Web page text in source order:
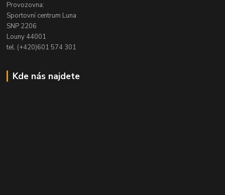
Provozovna:
Sportovní centrum Luna
SNP 2206
Louny 44001
tel. (+420)601 574 301
Kde nás najdete